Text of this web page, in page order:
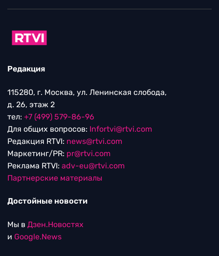
Редакция
115280, г. Москва, ул. Ленинская слобода,
д. 26, этаж 2
тел: +7 (499) 579-86-96
Для общих вопросов: Infortvi@rtvi.com
Редакция RTVI: news@rtvi.com
Маркетинг/PR: pr@rtvi.com
Реклама RTVI: adv-eu@rtvi.com
Партнерские материалы
Достойные новости
Мы в Дзен.Новостях
и Google.News